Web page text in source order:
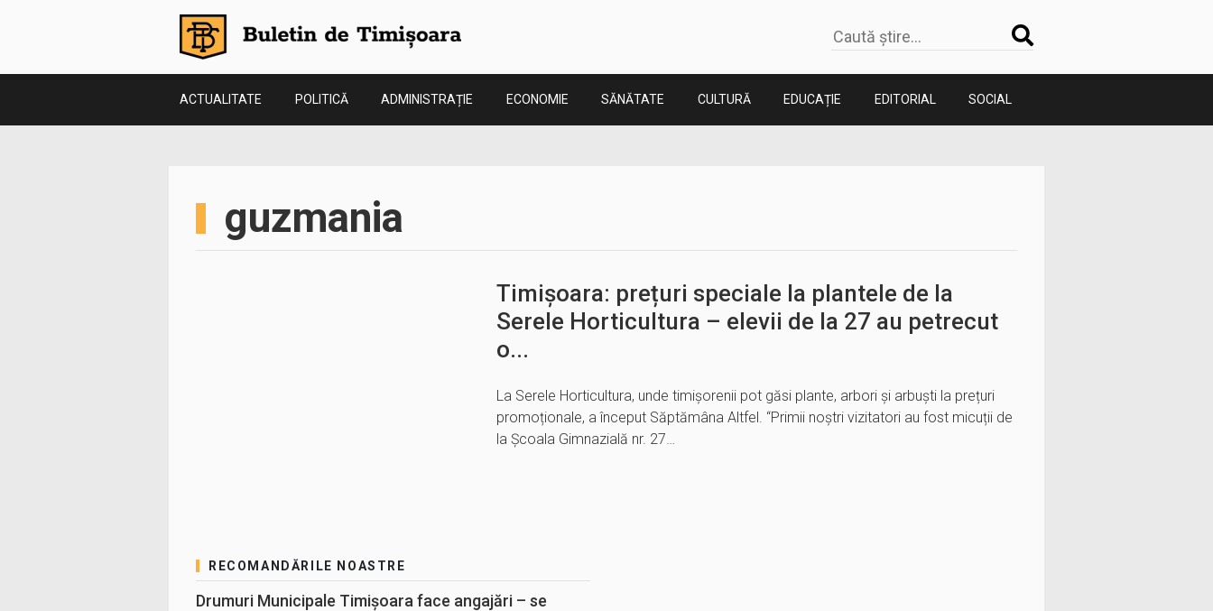
ACTUALITATE POLITICĂ ADMINISTRAȚIE ECONOMIE SĂNĂTATE CULTURĂ EDUCAȚIE EDITORIAL SOCIAL
guzmania
Timișoara: prețuri speciale la plantele de la
Serele Horticultura – elevii de la 27 au petrecut
o...
La Serele Horticultura, unde timișorenii pot găsi plante, arbori și arbuști la prețuri
promoționale, a început Săptămâna Altfel. “Primii noștri vizitatori au fost micuții de
la Școala Gimnazială nr. 27…
RECOMANDĂRILE NOASTRE
Drumuri Municipale Timișoara face angajări – se